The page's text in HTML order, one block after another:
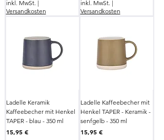
inkl. MwSt. |
Versandkosten
inkl. MwSt. |
Versandkosten
Ladelle Keramik
Kaffeebecher mit Henkel
TAPER - blau - 350 ml
Preis
15,95 €
Ladelle Kaffeebecher mit
Henkel TAPER - Keramik -
senfgelb - 350 ml
Preis
15,95 €